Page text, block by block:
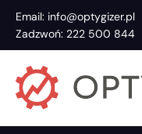
Email: info@optygizer.pl
Zadzwoń: 222 500 844